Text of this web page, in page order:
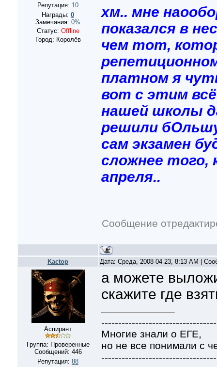
Репутация: 10
Награды: 0
Замечания: 0%
Статус: Offline
Город: Королёв
хм.. мне
показался в
чем тот,
платном я
вот с этим
нашей школы
решили
сам экзамен
сложнее
апреля..
Сообщение
Kactop Дата: Среда, 2008-04-23, 8:13 AM |
Аспирант
Группа: Проверенные
Сообщений: 446
Репутация: 88
а можете
скажите где
Многие знали о ЕГЕ,
но не все понимали с